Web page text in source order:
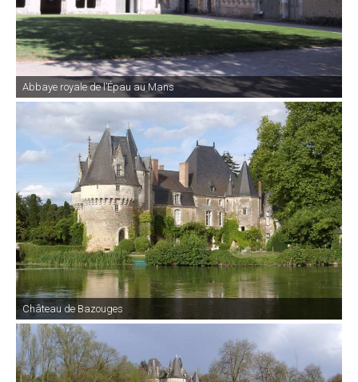
Abbaye royale de l’Épau au Mans
Château de Bazouges